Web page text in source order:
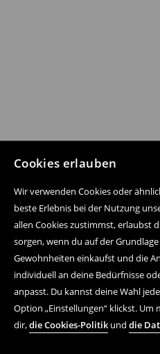
Cookies erlauben
Wir verwenden Cookies oder
beste Erlebnis bei der Nutzung
allen Cookies zustimmst, erlaubst
sorgen, wenn du auf der
Gewohnheiten einkaufst und die
individuell an deine Bedürfnisse
anpasst. Du kannst deine Wahl
Option „Einstellungen“ klickst.
dir,die Cookies-Politik und die